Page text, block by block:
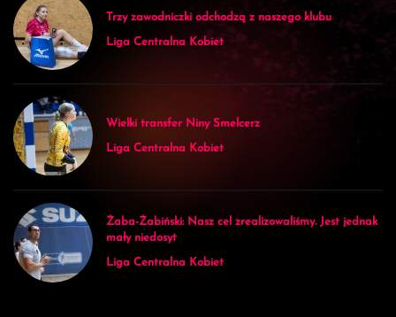
Trzy zawodniczki odchodzą z naszego klubu
Liga Centralna Kobiet
Wielki transfer Niny Smelcerz
Liga Centralna Kobiet
Żaba-Żabiński: Nasz cel zrealizowaliśmy. Jest jednak
mały niedosyt
Liga Centralna Kobiet